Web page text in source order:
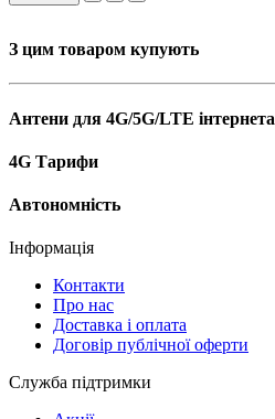
З цим товаром купують
Антени для 4G/5G/LTE інтернета
4G Тарифи
Автономність
Інформація
Контакти
Про нас
Доставка і оплата
Договір публічної оферти
Служба підтримки